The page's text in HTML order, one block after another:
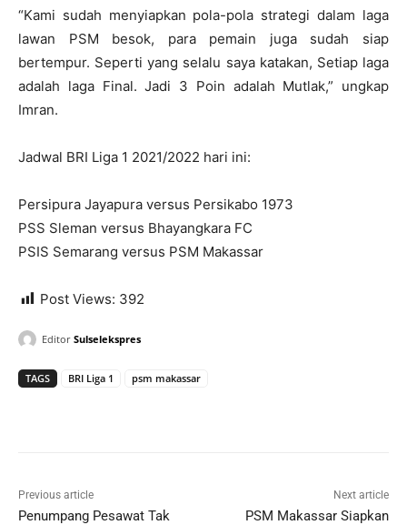
“Kami sudah menyiapkan pola-pola strategi dalam laga
lawan PSM besok, para pemain juga sudah siap
bertempur. Seperti yang selalu saya katakan, Setiap laga
adalah laga Final. Jadi 3 Poin adalah Mutlak,” ungkap
Imran.
Jadwal BRI Liga 1 2021/2022 hari ini:
Persipura Jayapura versus Persikabo 1973
PSS Sleman versus Bhayangkara FC
PSIS Semarang versus PSM Makassar
Post Views: 392
Editor Sulselekspres
TAGS BRI Liga 1 psm makassar
Previous article
Penumpang Pesawat Tak
Next article
PSM Makassar Siapkan